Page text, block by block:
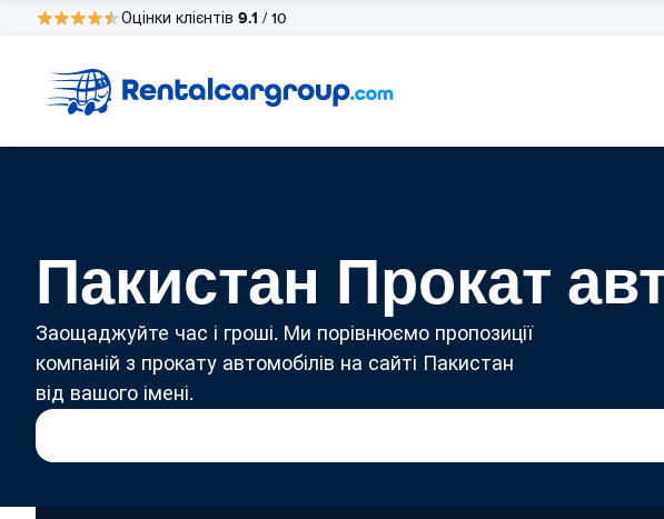
Оцінки клієнтів 9.1 / 10
Пакистан Прокат
Заощаджуйте час і гроші. Ми порівнюємо пропозиції
компаній з прокату автомобілів на сайті Пакистан
від вашого імені.